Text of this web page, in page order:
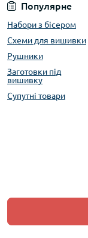
Популярне
Набори з бісером
Схеми для вишивки
Рушники
Заготовки під
вишивку
Супутні товари